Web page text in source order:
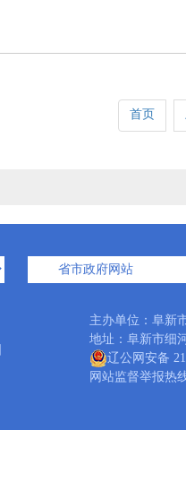
首页
主办单位：阜
地址：阜新市
辽公网安备
网站监督举报热